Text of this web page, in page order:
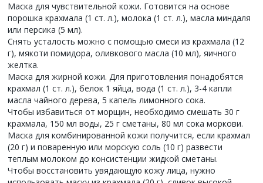
Маска для чувствительной кожи. Готовится на основе
порошка крахмала (1 ст. л.), молока (1 ст. л.), масла миндаля
или персика (5 мл).
Снять усталость можно с помощью смеси из крахмала (12
г), мякоти помидора, оливкового масла (10 мл), яичного
желтка.
Маска для жирной кожи. Для приготовления понадобятся
крахмал (1 ст. л.), белок 1 яйца, вода (1 ст. л.), 3-4 капли
масла чайного дерева, 5 капель лимонного сока.
Чтобы избавиться от морщин, необходимо смешать 30 г
крахмала, 150 мл воды, 25 г сметаны, 80 мл сока моркови.
Маска для комбинированной кожи получится, если крахмал
(20 г) и поваренную или морскую соль (10 г) развести
теплым молоком до консистенции жидкой сметаны.
Чтобы восстановить увядающую кожу лица, нужно